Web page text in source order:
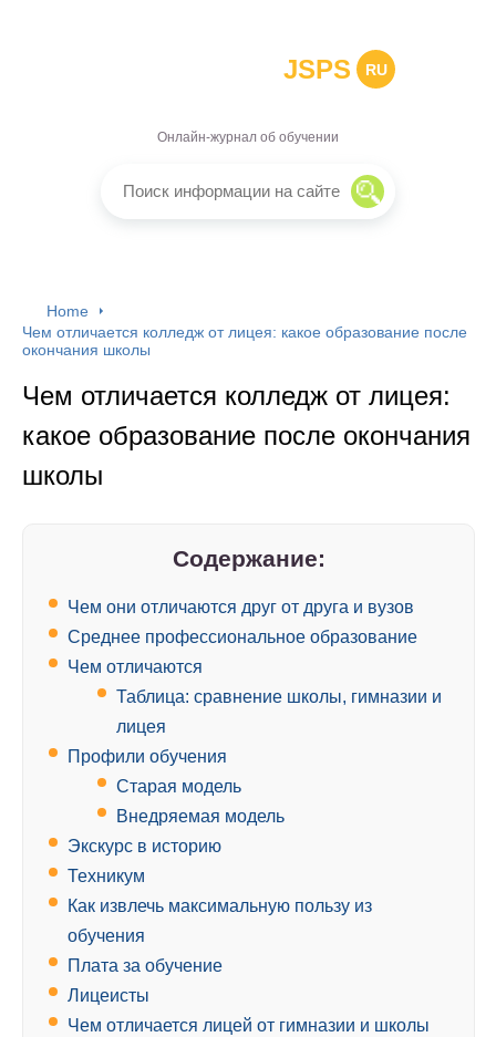
JSPS RU
Онлайн-журнал об обучении
Home
Чем отличается колледж от лицея: какое образование после
окончания школы
Чем отличается колледж от лицея:
какое образование после окончания
школы
Содержание:
Чем они отличаются друг от друга и вузов
Среднее профессиональное образование
Чем отличаются
Таблица: сравнение школы, гимназии и
лицея
Профили обучения
Старая модель
Внедряемая модель
Экскурс в историю
Техникум
Как извлечь максимальную пользу из
обучения
Плата за обучение
Лицеисты
Чем отличается лицей от гимназии и школы